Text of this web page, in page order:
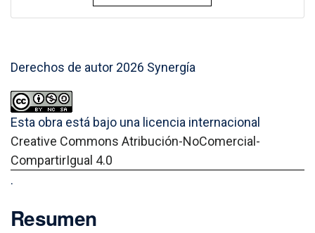
Derechos de autor 2026 Synergía
Esta obra está bajo una licencia internacional
Creative Commons Atribución-NoComercial-
CompartirIgual 4.0
.
Resumen